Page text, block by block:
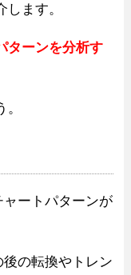
ます。
ターンを分析す
ートパターンが
後の転換やトレン